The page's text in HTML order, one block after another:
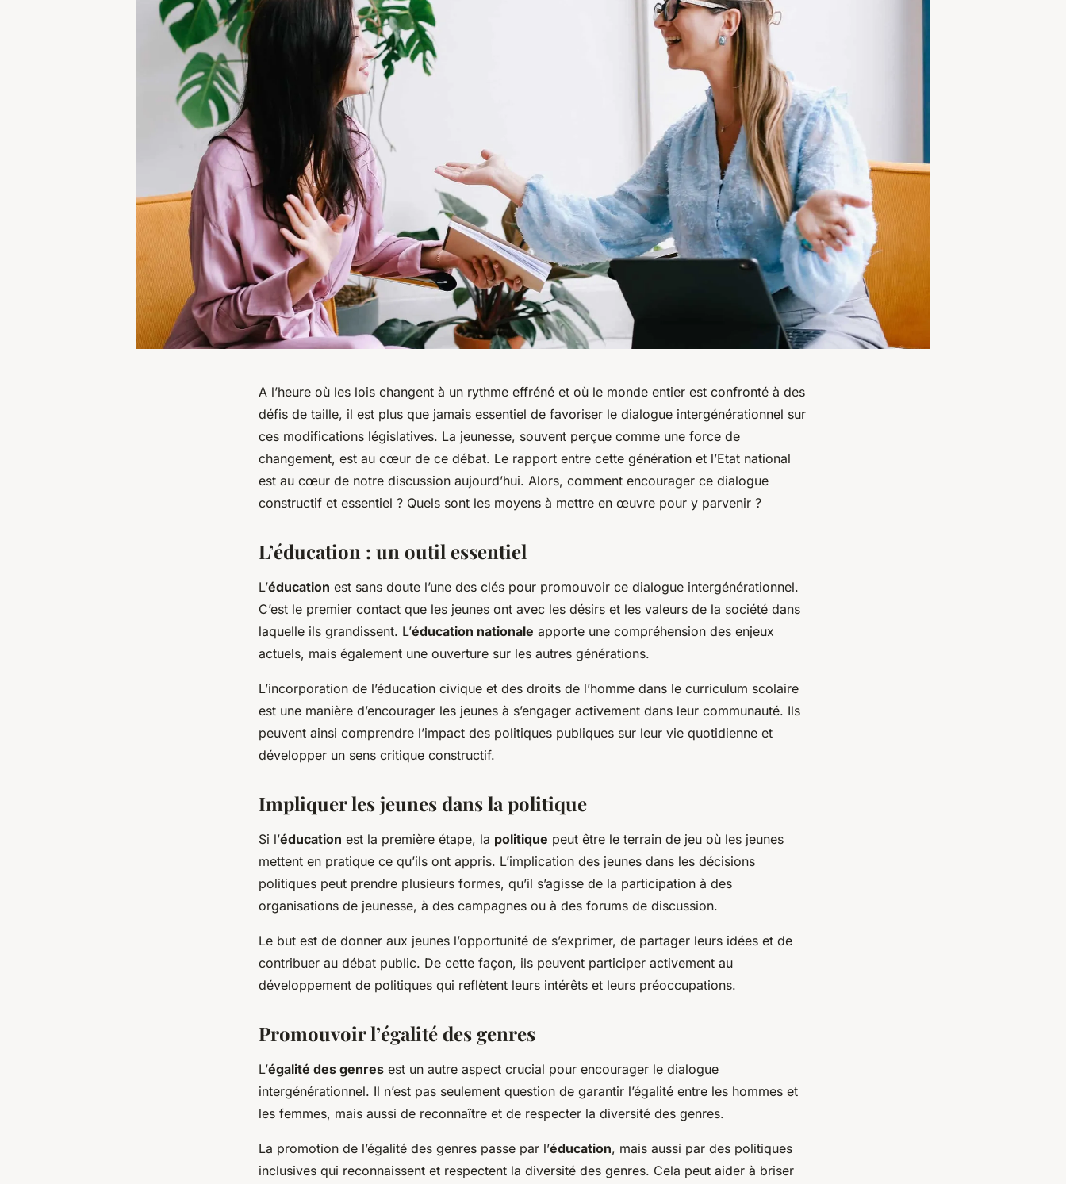
A l’heure où les lois changent à un rythme effréné et où le monde entier est confronté à des
défis de taille, il est plus que jamais essentiel de favoriser le dialogue intergénérationnel sur
ces modifications législatives. La jeunesse, souvent perçue comme une force de
changement, est au cœur de ce débat. Le rapport entre cette génération et l’Etat national
est au cœur de notre discussion aujourd’hui. Alors, comment encourager ce dialogue
constructif et essentiel ? Quels sont les moyens à mettre en œuvre pour y parvenir ?
L’éducation : un outil essentiel
L’éducation est sans doute l’une des clés pour promouvoir ce dialogue intergénérationnel.
C’est le premier contact que les jeunes ont avec les désirs et les valeurs de la société dans
laquelle ils grandissent. L’éducation nationale apporte une compréhension des enjeux
actuels, mais également une ouverture sur les autres générations.
L’incorporation de l’éducation civique et des droits de l’homme dans le curriculum scolaire
est une manière d’encourager les jeunes à s’engager activement dans leur communauté. Ils
peuvent ainsi comprendre l’impact des politiques publiques sur leur vie quotidienne et
développer un sens critique constructif.
Impliquer les jeunes dans la politique
Si l’éducation est la première étape, la politique peut être le terrain de jeu où les jeunes
mettent en pratique ce qu’ils ont appris. L’implication des jeunes dans les décisions
politiques peut prendre plusieurs formes, qu’il s’agisse de la participation à des
organisations de jeunesse, à des campagnes ou à des forums de discussion.
Le but est de donner aux jeunes l’opportunité de s’exprimer, de partager leurs idées et de
contribuer au débat public. De cette façon, ils peuvent participer activement au
développement de politiques qui reflètent leurs intérêts et leurs préoccupations.
Promouvoir l’égalité des genres
L’égalité des genres est un autre aspect crucial pour encourager le dialogue
intergénérationnel. Il n’est pas seulement question de garantir l’égalité entre les hommes et
les femmes, mais aussi de reconnaître et de respecter la diversité des genres.
La promotion de l’égalité des genres passe par l’éducation, mais aussi par des politiques
inclusives qui reconnaissent et respectent la diversité des genres. Cela peut aider à briser